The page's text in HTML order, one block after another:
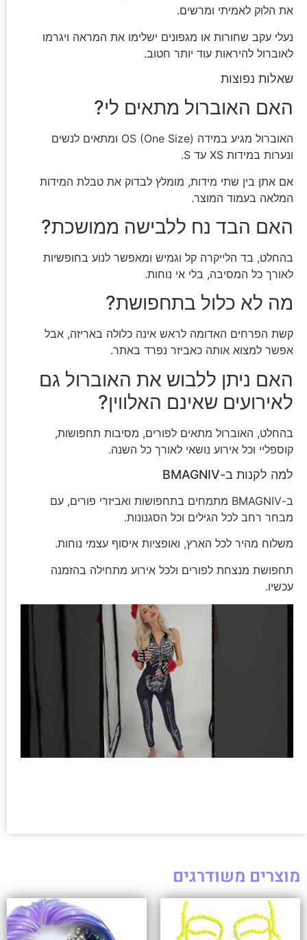
את הלוק לאמיתי ומרשים.
נעלי עקב שחורות או מגפונים ישלימו את המראה ויגרמו
לאוברול להיראות עוד יותר חטוב.
שאלות נפוצות
האם האוברול מתאים לי?
האוברול מגיע במידה OS (One Size) ומתאים לנשים
ונערות במידות XS עד S.
אם אתן בין שתי מידות, מומלץ לבדוק את טבלת המידות
המלאה בעמוד המוצר.
האם הבד נח ללבישה ממושכת?
בהחלט, בד הלייקרה קל וגמיש ומאפשר לנוע בחופשיות
לאורך כל המסיבה, בלי אי נוחות.
מה לא כלול בתחפושת?
קשת הפרחים האדומה לראש אינה כלולה באריזה, אבל
אפשר למצוא אותה כאביזר נפרד באתר.
האם ניתן ללבוש את האוברול גם
לאירועים שאינם האלווין?
בהחלט, האוברול מתאים לפורים, מסיבות תחפושות,
קוספליי וכל אירוע נושאי לאורך כל השנה.
למה לקנות ב-BMAGNIV
ב-BMAGNIV מתמחים בתחפושות ואביזרי פורים, עם
מבחר רחב לכל הגילים וכל הסגנונות.
משלוח מהיר לכל הארץ, ואופציות איסוף עצמי נוחות.
תחפושת מנצחת לפורים ולכל אירוע מתחילה בהזמנה
עכשיו.
מוצרים משודרגים